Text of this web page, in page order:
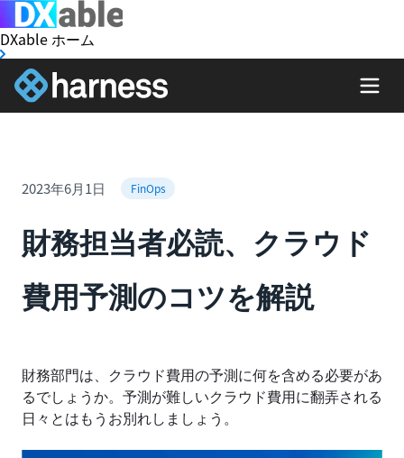
DXable ホーム
2023年6月1日 FinOps
財務担当者必読、クラウド
費用予測のコツを解説
財務部門は、クラウド費用の予測に何を含める必要があ
るでしょうか。予測が難しいクラウド費用に翻弄される
日々とはもうお別れしましょう。